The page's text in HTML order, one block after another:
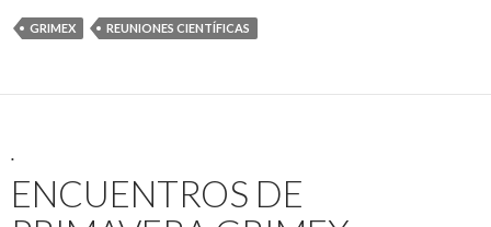
GRIMEX REUNIONES CIENTÍFICAS
.
ENCUENTROS DE